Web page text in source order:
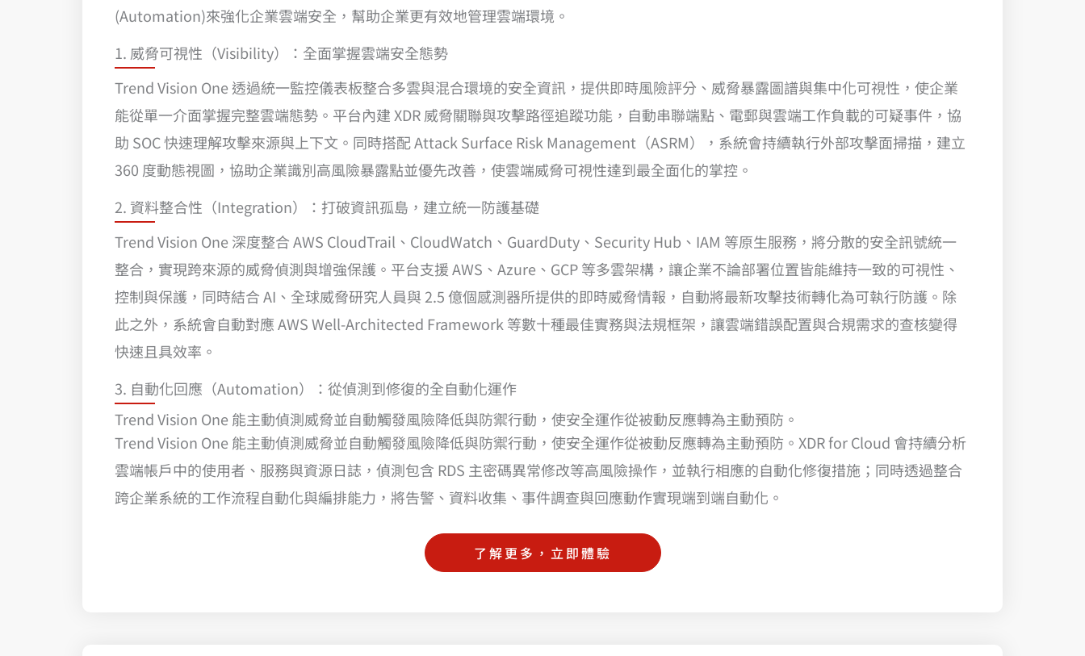
(Automation)來強化企業雲端安全，幫助企業更有效地管理雲端環境。
1. 威脅可視性（Visibility）：全面掌握雲端安全態勢
Trend Vision One 透過統一監控儀表板整合多雲與混合環境的安全資訊，提供即時風險評分、威脅暴露圖譜與集中化可視性，使企業
能從單一介面掌握完整雲端態勢。平台內建 XDR 威脅關聯與攻擊路徑追蹤功能，自動串聯端點、電郵與雲端工作負載的可疑事件，協
助 SOC 快速理解攻擊來源與上下文。同時搭配 Attack Surface Risk Management（ASRM），系統會持續執行外部攻擊面掃描，建立
360 度動態視圖，協助企業識別高風險暴露點並優先改善，使雲端威脅可視性達到最全面化的掌控。
2. 資料整合性（Integration）：打破資訊孤島，建立統一防護基礎
Trend Vision One 深度整合 AWS CloudTrail、CloudWatch、GuardDuty、Security Hub、IAM 等原生服務，將分散的安全訊號統一
整合，實現跨來源的威脅偵測與增強保護。平台支援 AWS、Azure、GCP 等多雲架構，讓企業不論部署位置皆能維持一致的可視性、
控制與保護，同時結合 AI、全球威脅研究人員與 2.5 億個感測器所提供的即時威脅情報，自動將最新攻擊技術轉化為可執行防護。除
此之外，系統會自動對應 AWS Well-Architected Framework 等數十種最佳實務與法規框架，讓雲端錯誤配置與合規需求的查核變得
快速且具效率。
3. 自動化回應（Automation）：從偵測到修復的全自動化運作
Trend Vision One 能主動偵測威脅並自動觸發風險降低與防禦行動，使安全運作從被動反應轉為主動預防。
Trend Vision One 能主動偵測威脅並自動觸發風險降低與防禦行動，使安全運作從被動反應轉為主動預防。XDR for Cloud 會持續分析
雲端帳戶中的使用者、服務與資源日誌，偵測包含 RDS 主密碼異常修改等高風險操作，並執行相應的自動化修復措施；同時透過整合
跨企業系統的工作流程自動化與編排能力，將告警、資料收集、事件調查與回應動作實現端到端自動化。
了解更多，立即體驗